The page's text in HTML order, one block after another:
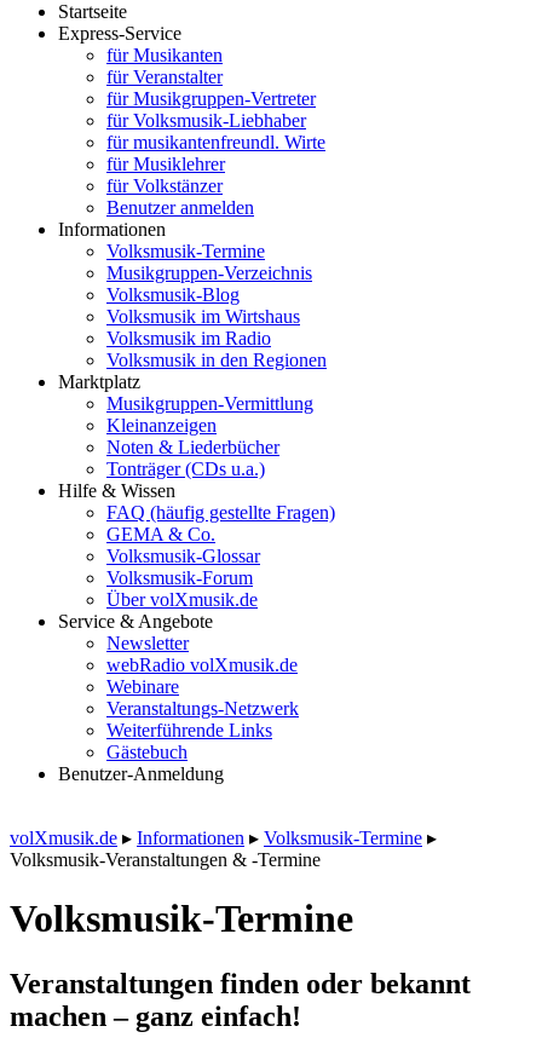
Startseite
Express-Service
für Musikanten
für Veranstalter
für Musikgruppen-Vertreter
für Volksmusik-Liebhaber
für musikantenfreundl. Wirte
für Musiklehrer
für Volkstänzer
Benutzer anmelden
Informationen
Volksmusik-Termine
Musikgruppen-Verzeichnis
Volksmusik-Blog
Volksmusik im Wirtshaus
Volksmusik im Radio
Volksmusik in den Regionen
Marktplatz
Musikgruppen-Vermittlung
Kleinanzeigen
Noten & Liederbücher
Tonträger (CDs u.a.)
Hilfe & Wissen
FAQ (häufig gestellte Fragen)
GEMA & Co.
Volksmusik-Glossar
Volksmusik-Forum
Über volXmusik.de
Service & Angebote
Newsletter
webRadio volXmusik.de
Webinare
Veranstaltungs-Netzwerk
Weiterführende Links
Gästebuch
Benutzer-Anmeldung
volXmusik.de ▸ Informationen ▸ Volksmusik-Termine ▸
Volksmusik-Veranstaltungen & -Termine
Volksmusik-Termine
Veranstaltungen finden oder bekannt
machen – ganz einfach!